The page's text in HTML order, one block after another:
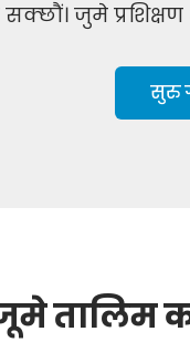
जुमे
सुरु
तालिम